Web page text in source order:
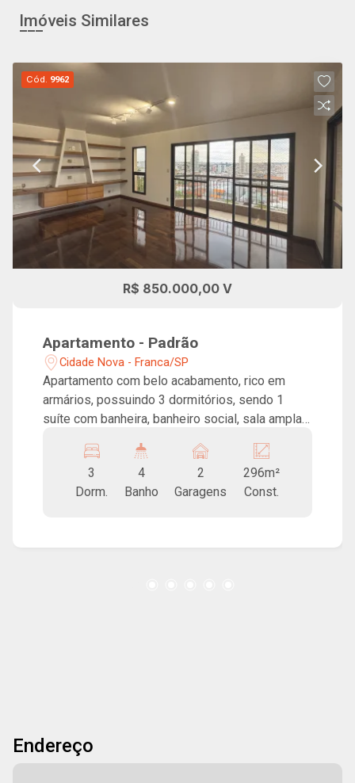
Imóveis Similares
Cód. 9962
R$ 850.000,00 V
Apartamento - Padrão
Cidade Nova - Franca/SP
Apartamento com belo acabamento, rico em
armários, possuindo 3 dormitórios, sendo 1
suíte com banheira, banheiro social, sala ampla
sacada, cozinha privativa, lavanderia, despensa,
banheiro de serviços e 2 vagas de garagem.
Condomínio com piscina aquecida, sauna, salão
3
Dorm.
4
Banho
2
Garagens
296m²
Const.
Endereço